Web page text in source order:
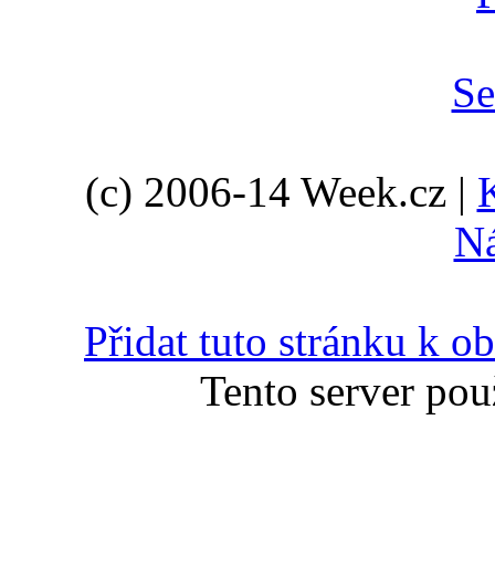
(c) 2006-14 Week.cz |
Přidat tuto stránku k
Tento server